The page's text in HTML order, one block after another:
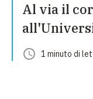
Al via il
1 minuto di